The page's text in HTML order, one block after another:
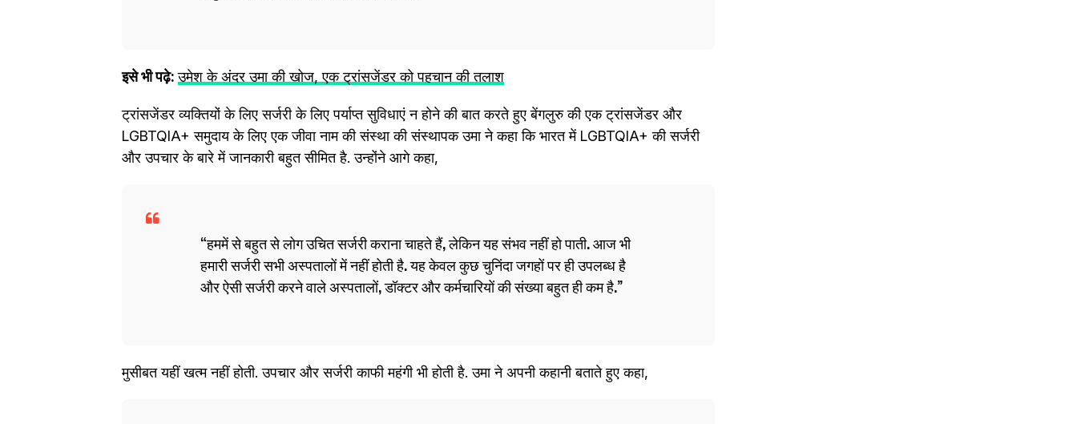
इसे भी पढ़े:उमेश के अंदर उमा की खोज, एक ट्रांसजेंडर को पहचान की तलाश
ट्रांसजेंडर व्यक्तियों के लिए सर्जरी के लिए पर्याप्‍त सुविधाएं न होने की बात करते हुए बेंगलुरु की एक ट्रांसजेंडर और
LGBTQIA+ समुदाय के लिए एक जीवा नाम की संस्था की संस्थापक उमा ने कहा कि भारत में LGBTQIA+ की सर्जरी
और उपचार के बारे में जानकारी बहुत सीमित है. उन्होंने आगे कहा,
हममें से बहुत से लोग उचित सर्जरी कराना चाहते हैं, लेकिन यह संभव नहीं हो पाती. आज भी
हमारी सर्जरी सभी अस्पतालों में नहीं होती है. यह केवल कुछ चुनिंदा जगहों पर ही उपलब्ध है
और ऐसी सर्जरी करने वाले अस्पतालों, डॉक्टर और कर्मचारियों की संख्या बहुत ही कम है.
मुसीबत यहीं खत्म नहीं होती. उपचार और सर्जरी काफी महंगी भी होती है. उमा ने अपनी कहानी बताते हुए कहा,